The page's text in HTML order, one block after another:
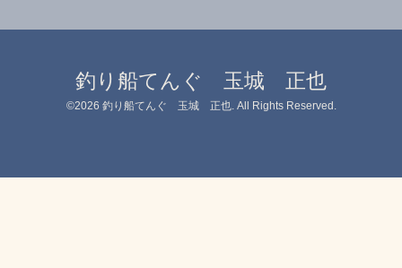
釣り船てんぐ 玉城 正也
©2026 釣り船てんぐ 玉城 正也. All Rights Reserved.